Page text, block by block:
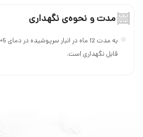
مدت و نحوه‌ی نگهداری
قابل نگهداری است.